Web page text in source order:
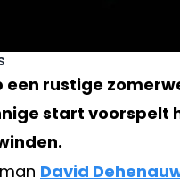
een rustige
start voorspelt
David